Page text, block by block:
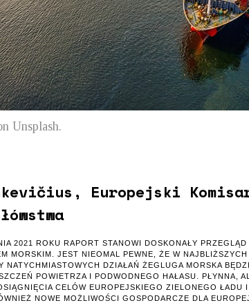
Unsplash.
Europejski
2021 ROKU RAPORT STANOWI DOSKONAŁY
MORSKIM. JEST NIEOMAL PEWNE, ŻE W
NATYCHMIASTOWYCH DZIAŁAŃ ŻEGLUGA MORSKA
POWIETRZA I PODWODNEGO HAŁASU. PŁYNNA,
CELÓW EUROPEJSKIEGO ZIELONEGO ŁADU
NOWE MOŻLIWOŚCI GOSPODARCZE DLA